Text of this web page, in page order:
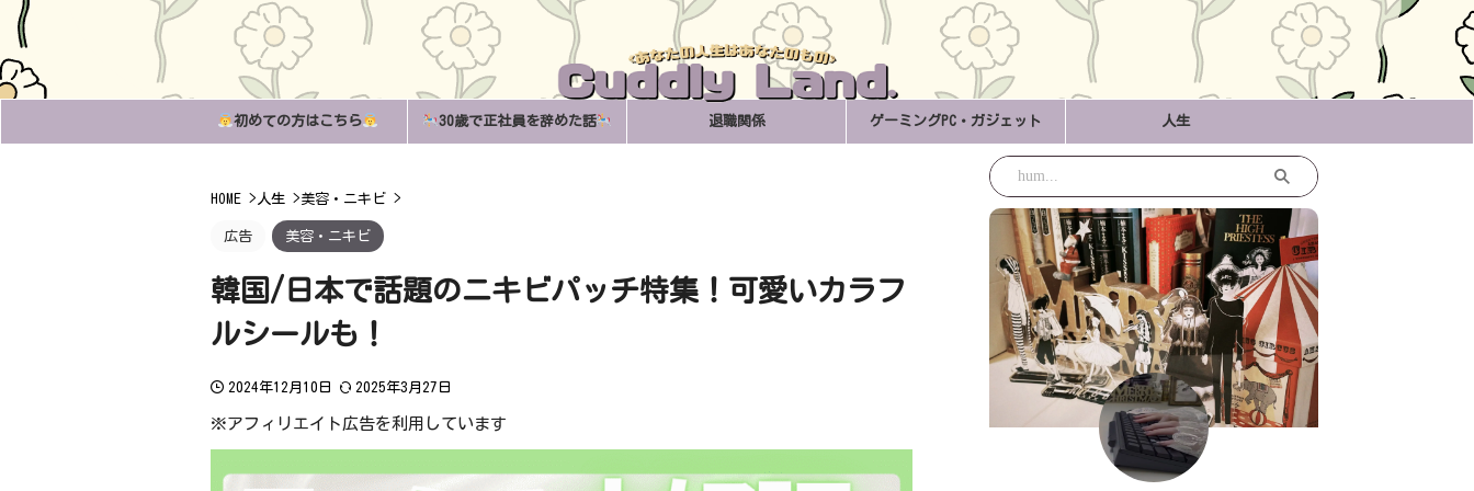
初めての方はこちら 30歳で正社員を辞めた話 退職関係 ゲーミングPC・ガジェット 人生
HOME > 人生 >美容・ニキビ >
広告 美容・ニキビ
韓国/日本で話題のニキビパッチ特集！可愛いカラフ
ルシールも！
2024年12月10日 2025年3月27日
※アフィリエイト広告を利用しています